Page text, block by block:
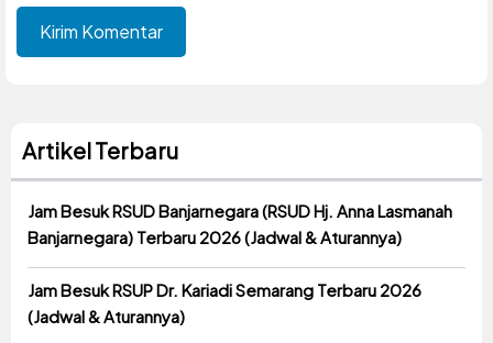
Artikel Terbaru
Jam Besuk RSUD Banjarnegara (RSUD Hj. Anna Lasmanah
Banjarnegara) Terbaru 2026 (Jadwal & Aturannya)
Jam Besuk RSUP Dr. Kariadi Semarang Terbaru 2026
(Jadwal & Aturannya)